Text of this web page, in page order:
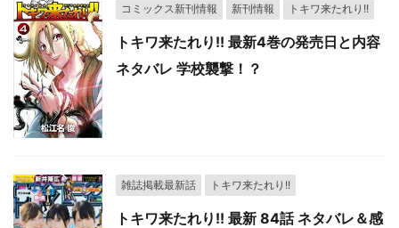
コミックス新刊情報 新刊情報 トキワ来たれり!!
トキワ来たれり!! 最新4巻の発売日と内容
ネタバレ 学校襲撃！？
雑誌掲載最新話 トキワ来たれり!!
トキワ来たれり!! 最新 84話 ネタバレ＆感